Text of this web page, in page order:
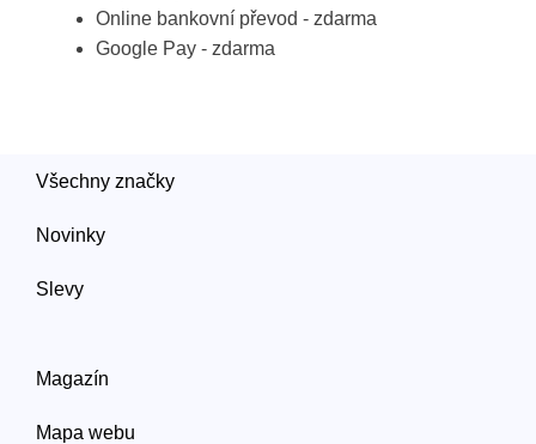
Online bankovní převod - zdarma
Google Pay - zdarma
Všechny značky
Novinky
Slevy
Magazín
Mapa webu